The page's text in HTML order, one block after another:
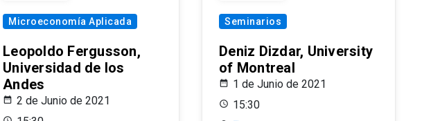
Microeconomía Aplicada
Leopoldo Fergusson,
Universidad de los
Andes
2 de Junio de 2021
Seminarios
Deniz Dizdar, University
of Montreal
1 de Junio de 2021
15:30